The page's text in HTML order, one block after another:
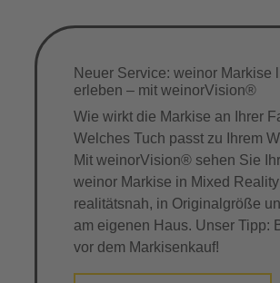
Neuer Service: weinor Markise
erleben – mit weinorVision®
Wie wirkt die Markise an Ihrer
Welches Tuch passt zu Ihrem
Mit weinorVision® sehen Sie
weinor Markise in Mixed
realitätsnah, in Originalgröße
am eigenen Haus. Unser Tipp:
vor dem Markisenkauf!